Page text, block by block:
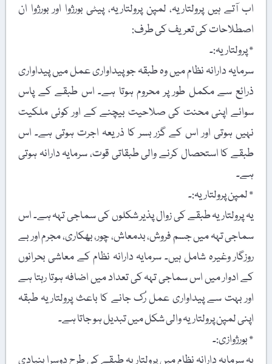
اب آتے ہیں پرولتاریہ، لمپن پرولتاریہ، پیٹی بورژوا اور بورژوا ان
اصطلاحات کی تعریف کی طرف:
٭ پرولتاریہ:۔
سرمایہ دارانہ نظام میں وہ طبقہ جو پیداواری عمل میں پیداواری
ذرائع سے مکمل طور پر محروم ہوتا ہے۔ اس طبقے کے پاس
سوائے اپنی محنت کی صلاحیت بیچنے کے اور کوئی ملکیت
نہیں ہوتی اور اس کے گزر بسر کا ذریعہ اجرت ہوتی ہے۔ اس
طبقے کا استحصال کرنے والی طبقاتی قوت، سرمایہ دارانہ ہوتی
ہے۔
٭ لمپن پرولتاریہ:۔
یہ پرولتاریہ طبقے کی زوال پذیر شکلوں کی سماجی تہہ ہے۔ اس
سماجی تہہ میں جسم فروش، بدمعاش، چور، بھکاری، مجرم اور بے
روزگار وغیرہ شامل ہیں۔ سرمایہ دارانہ نظام کے معاشی بحرانوں
کے ادوار میں اس سماجی تہہ کی تعداد میں اضافہ ہوتا رہتا ہے
اور بہت سے پیداواری عمل رُک جانے کا باعث پرولتاریہ طبقہ
اپنی لمپن پرولتاریہ والی شکل میں تبدیل ہو جاتا ہے۔
٭ بورژوازی:۔
یہ سرمایہ دارانہ نظام میں پرولتاریہ طبقے کی طرح دوسرا بنیادی